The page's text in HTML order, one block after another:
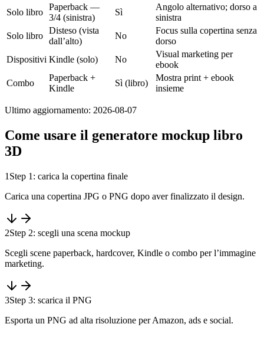
Solo libro
Paperback —
3/4 (sinistra)
Sì
Angolo alternativo; dorso a
sinistra
Solo libro
Disteso (vista
dall’alto)
No
Focus sulla copertina senza
dorso
Dispositivi Kindle (solo) No
Visual marketing per
ebook
Combo
Paperback +
Kindle
Sì (libro)
Mostra print + ebook
insieme
Ultimo aggiornamento: 2026-08-07
Come usare il generatore mockup libro
3D
1 Step 1: carica la copertina finale
Carica una copertina JPG o PNG dopo aver finalizzato il design.
2Step 2: scegli una scena mockup
Scegli scene paperback, hardcover, Kindle o combo per l’immagine
marketing.
3Step 3: scarica il PNG
Esporta un PNG ad alta risoluzione per Amazon, ads e social.